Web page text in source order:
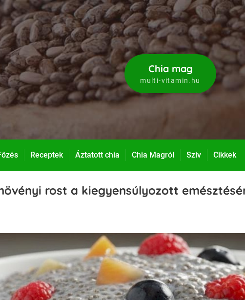
Chia mag
multi-vitamin.hu
Receptek Áztatott chia Chia Magról Szív Cikkek
rost a kiegyensúlyozott